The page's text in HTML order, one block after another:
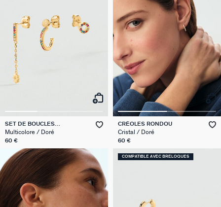
SET DE BOUCLES
D'OREILLES MIX & MATCH
Multicolore / Doré
60 €
CRÉOLES RONDOU
Cristal / Doré
60 €
COMPATIBLE AVEC BRELOQUES